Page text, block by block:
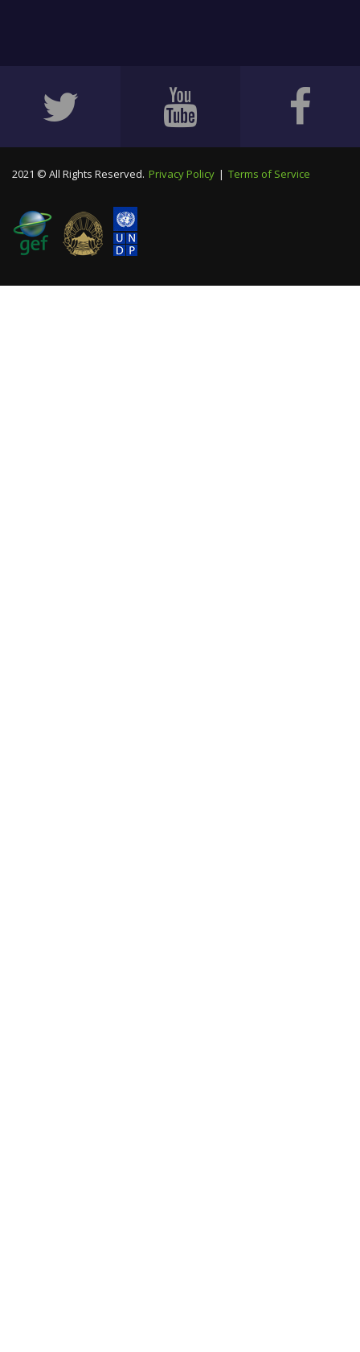
2021 © All Rights Reserved. Privacy Policy | Terms of Service